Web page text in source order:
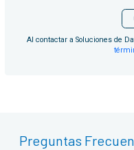
Al contactar a Soluciones de
Preguntas